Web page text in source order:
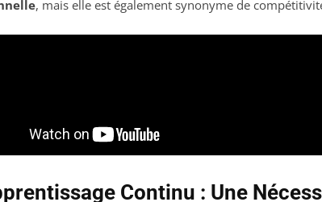
, mais elle est également synonyme de
Continu : Une